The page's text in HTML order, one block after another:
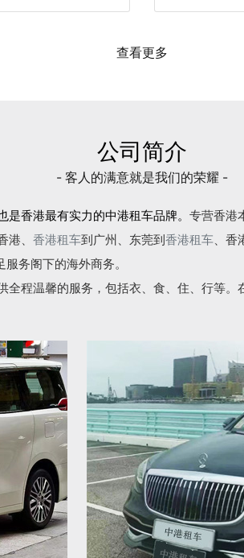
查看更多
公司简介
- 客人的满意就是我们的荣耀 -
是香港最有实力的中港租车品牌。 专营香港
港、 香港租车到广州、东莞到 香港租车 、
务阁下的海外商务。
程温馨的服务，包括衣、食、住、行等